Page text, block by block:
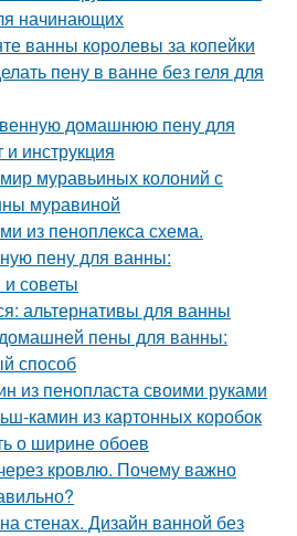
начинающих
ванны королевы за копейки
пену в ванне без геля для
домашнюю пену для
инструкция
муравьиных колоний с
муравиной
из пеноплекса схема.
пену для ванны:
советы
альтернативы для ванны
пены для ванны:
способ
из пенопласта своими руками
камин из картонных коробок
о ширине обоев
кровлю. Почему важно
стенах. Дизайн ванной без